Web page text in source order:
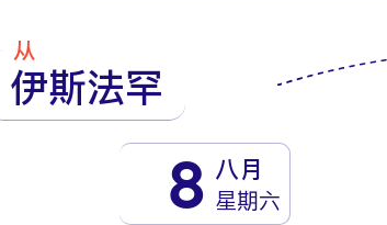
从
伊斯法罕
8 八月
星期六